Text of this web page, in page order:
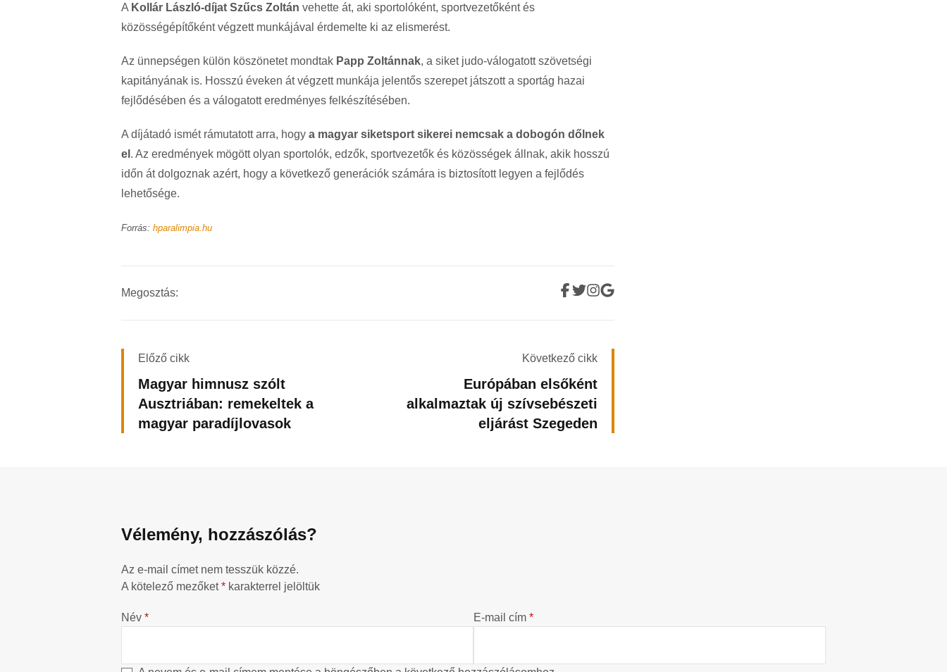
A Kollár László-díjat Szűcs Zoltán vehette át, aki sportolóként, sportvezetőként és
közösségépítőként végzett munkájával érdemelte ki az elismerést.
Az ünnepségen külön köszönetet mondtak Papp Zoltánnak, a siket judo-válogatott szövetségi
kapitányának is. Hosszú éveken át végzett munkája jelentős szerepet játszott a sportág hazai
fejlődésében és a válogatott eredményes felkészítésében.
A díjátadó ismét rámutatott arra, hogy a magyar siketsport sikerei nemcsak a dobogón dőlnek
el . Az eredmények mögött olyan sportolók, edzők, sportvezetők és közösségek állnak, akik hosszú
időn át dolgoznak azért, hogy a következő generációk számára is biztosított legyen a fejlődés
lehetősége.
Forrás: hparalimpia.hu
Megosztás:
Előző cikk
Magyar himnusz szólt
Ausztriában: remekeltek a
magyar paradíjlovasok
Következő cikk
Európában elsőként
alkalmaztak új szívsebészeti
eljárást Szegeden
Vélemény, hozzászólás?
Az e-mail címet nem tesszük közzé.
A kötelező mezőket* karakterrel jelöltük
Név * E-mail cím *